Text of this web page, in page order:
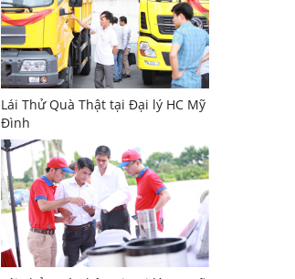
Lái Thử Quà Thật tại Đại lý HC Mỹ
Đình